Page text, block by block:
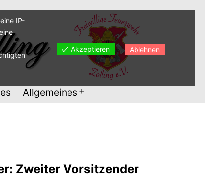
Allgemeines Menü
Zweiter Vorsitzender
IP-
Akzeptieren Ablehnen